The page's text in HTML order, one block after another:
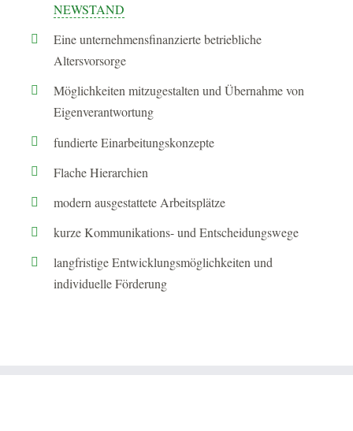
NEWSTAND
Eine unternehmensfinanzierte betriebliche
Altersvorsorge
Möglichkeiten mitzugestalten und Übernahme von
Eigenverantwortung
fundierte Einarbeitungskonzepte
Flache Hierarchien
modern ausgestattete Arbeitsplätze
kurze Kommunikations- und Entscheidungswege
langfristige Entwicklungsmöglichkeiten und
individuelle Förderung